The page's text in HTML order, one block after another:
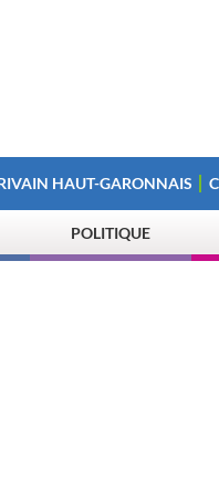
HAUT-GARONNAIS
POLITIQUE